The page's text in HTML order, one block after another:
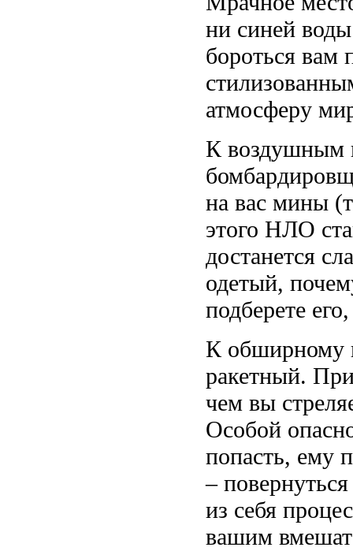
ни синей
бороться вам
атмосферу
К воздушным
на вас мины
этого НЛО
достанется
одетый,
подберете
К обширному
ракетный.
чем вы
Особой
попасть, ему
–
из себя
вашим